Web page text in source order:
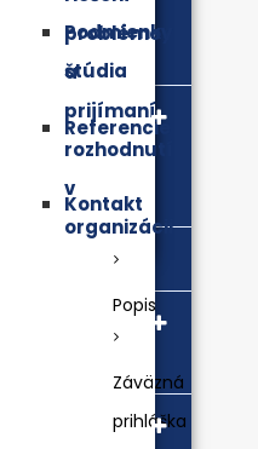
Podmienky
štúdia
Referencie
Kontakt
problémov
a
prijímaní
rozhodnutí
v
organizácii
Popis
Záväzná
prihláška
–
prístupy
univerzita